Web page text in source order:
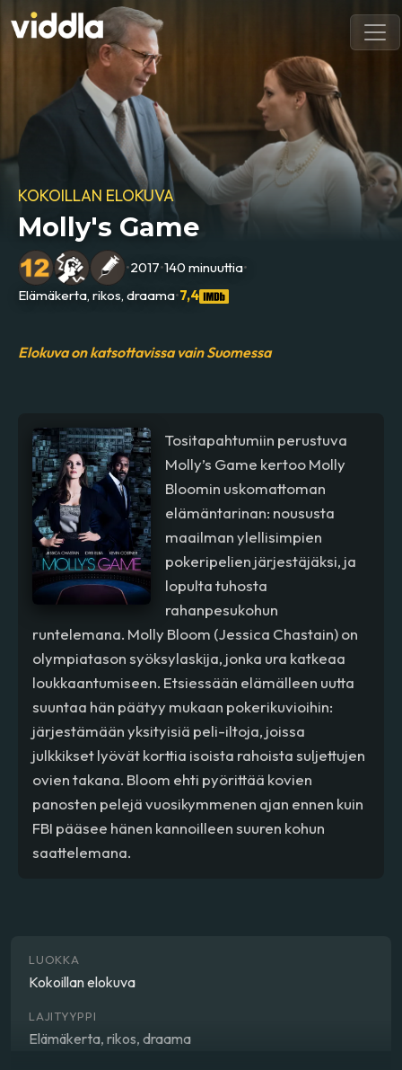
KOKOILLAN ELOKUVA
Molly's Game
•2017•140 minuuttia•
Elämäkerta, rikos, draama•7,4
Elokuva on katsottavissa vain Suomessa
Tositapahtumiin perustuva
Molly’s Game kertoo Molly
Bloomin uskomattoman
elämäntarinan: noususta
maailman ylellisimpien
pokeripelien järjestäjäksi, ja
lopulta tuhosta
rahanpesukohun
runtelemana. Molly Bloom (Jessica Chastain) on
olympiatason syöksylaskija, jonka ura katkeaa
loukkaantumiseen. Etsiessään elämälleen uutta
suuntaa hän päätyy mukaan pokerikuvioihin:
järjestämään yksityisiä peli-iltoja, joissa
julkkikset lyövät korttia isoista rahoista suljettujen
ovien takana. Bloom ehti pyörittää kovien
panosten pelejä vuosikymmenen ajan ennen kuin
FBI pääsee hänen kannoilleen suuren kohun
saattelemana.
LUOKKA
Kokoillan elokuva
LAJITYYPPI
Elämäkerta, rikos, draama